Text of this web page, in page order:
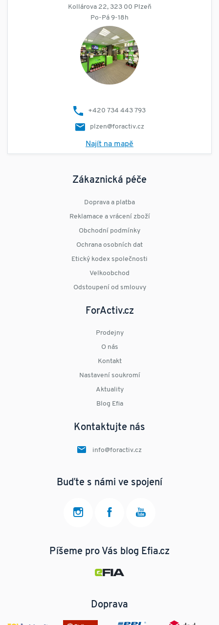
Kollárova 22, 323 00 Plzeň
Po-Pá 9-18h
+420 734 443 793
plzen@foractiv.cz
Najít na mapě
Zákaznická péče
Doprava a platba
Reklamace a vrácení zboží
Obchodní podmínky
Ochrana osobních dat
Etický kodex společnosti
Velkoobchod
Odstoupení od smlouvy
ForActiv.cz
Prodejny
O nás
Kontakt
Nastavení soukromí
Aktuality
Blog Efia
Kontaktujte nás
info@foractiv.cz
Buďte s námi ve spojení
Píšeme pro Vás blog Efia.cz
Doprava